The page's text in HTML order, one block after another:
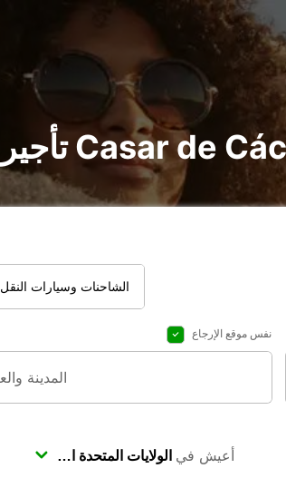
الشاحنات وسيارات النقل
نفس موقع الإرجاع
أعيش في